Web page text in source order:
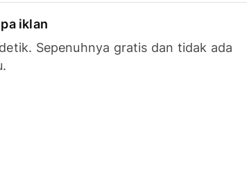
iklan
Sepenuhnya gratis dan tidak ada